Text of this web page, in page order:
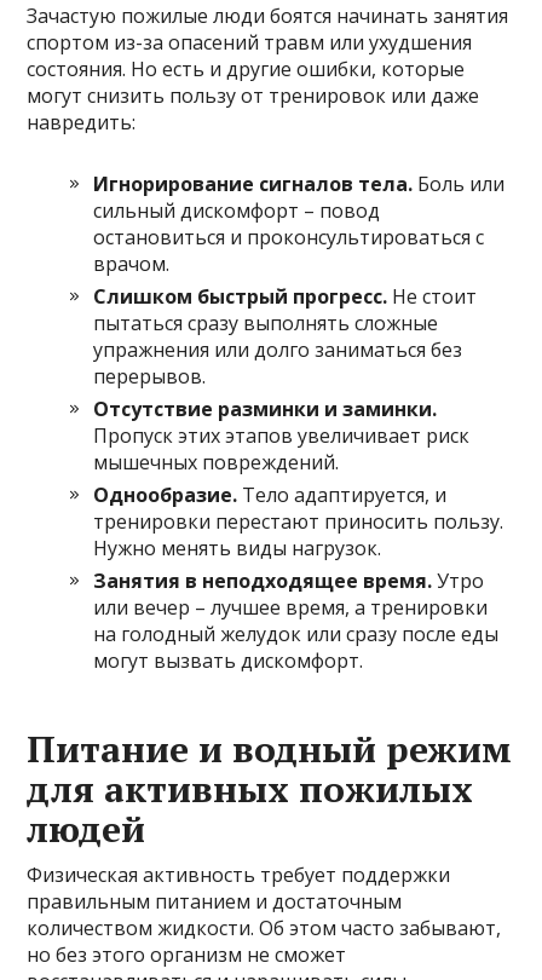
Зачастую пожилые люди боятся начинать занятия
спортом из-за опасений травм или ухудшения
состояния. Но есть и другие ошибки, которые
могут снизить пользу от тренировок или даже
навредить:
Игнорирование сигналов тела. Боль или
сильный дискомфорт – повод
остановиться и проконсультироваться с
врачом.
Слишком быстрый прогресс. Не стоит
пытаться сразу выполнять сложные
упражнения или долго заниматься без
перерывов.
Отсутствие разминки и заминки.
Пропуск этих этапов увеличивает риск
мышечных повреждений.
Однообразие. Тело адаптируется, и
тренировки перестают приносить пользу.
Нужно менять виды нагрузок.
Занятия в неподходящее время.Утро
или вечер – лучшее время, а тренировки
на голодный желудок или сразу после еды
могут вызвать дискомфорт.
Питание и водный режим
для активных пожилых
людей
Физическая активность требует поддержки
правильным питанием и достаточным
количеством жидкости. Об этом часто забывают,
но без этого организм не сможет